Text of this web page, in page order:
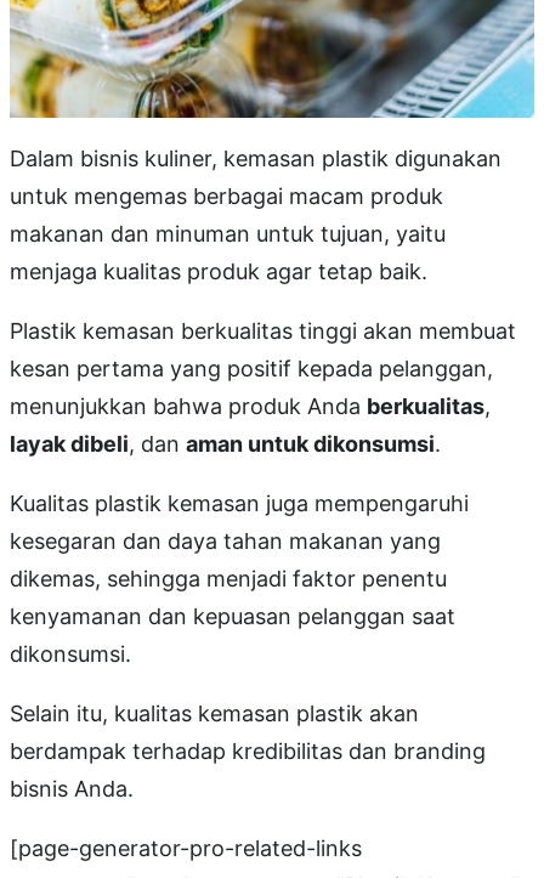
Dalam bisnis kuliner, kemasan plastik digunakan
untuk mengemas berbagai macam produk
makanan dan minuman untuk tujuan, yaitu
menjaga kualitas produk agar tetap baik.
Plastik kemasan berkualitas tinggi akan membuat
kesan pertama yang positif kepada pelanggan,
menunjukkan bahwa produk Anda berkualitas,
layak dibeli, dan aman untuk dikonsumsi.
Kualitas plastik kemasan juga mempengaruhi
kesegaran dan daya tahan makanan yang
dikemas, sehingga menjadi faktor penentu
kenyamanan dan kepuasan pelanggan saat
dikonsumsi.
Selain itu, kualitas kemasan plastik akan
berdampak terhadap kredibilitas dan branding
bisnis Anda.
[page-generator-pro-related-links